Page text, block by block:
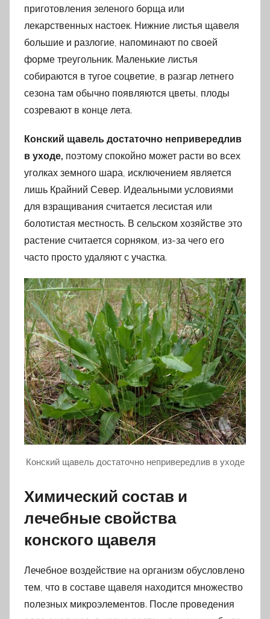
приготовления зеленого борща или
лекарственных настоек. Нижние листья щавеля
большие и разлогие, напоминают по своей
форме треугольник. Маленькие листья
собираются в тугое соцветие, в разгар летнего
сезона там обычно появляются цветы, плоды
созревают в конце лета.
Конский щавель достаточно непривередлив
в уходе, поэтому спокойно может расти во всех
уголках земного шара, исключением является
лишь Крайний Север. Идеальными условиями
для взращивания считается лесистая или
болотистая местность. В сельском хозяйстве это
растение считается сорняком, из-за чего его
часто просто удаляют с участка.
Конский щавель достаточно непривередлив в уходе
Химический состав и
лечебные свойства
конского щавеля
Лечебное воздействие на организм обусловлено
тем, что в составе щавеля находится множество
полезных микроэлементов. После проведения